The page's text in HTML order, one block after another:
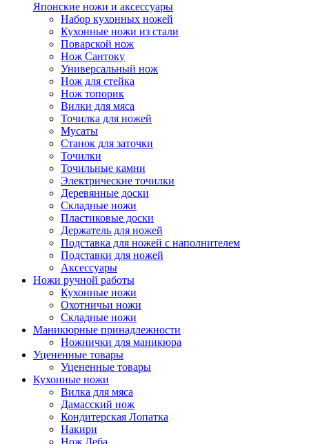
Японские ножи и аксессуары
Набор кухонных ножей
Кухонные ножи из стали
Поварской нож
Нож Сантоку
Универсальный нож
Нож для стейка
Нож топорик
Вилки для мяса
Точилка для ножей
Мусаты
Станок для заточки
Точилки
Точильные камни
Электрические точилки
Деревянные доски
Складные ножи
Пластиковые доски
Держатель для ножей
Подставка для ножей с наполнителем
Подставки для ножей
Аксессуары
Ножи ручной работы
Кухонные ножи
Охотничьи ножи
Складные ножи
Маникюрные принадлежности
Ножнички для маникюра
Уцененные товары
Уцененные товары
Кухонные ножи
Вилка для мяса
Дамасский нож
Кондитерская Лопатка
Накири
Нож Деба